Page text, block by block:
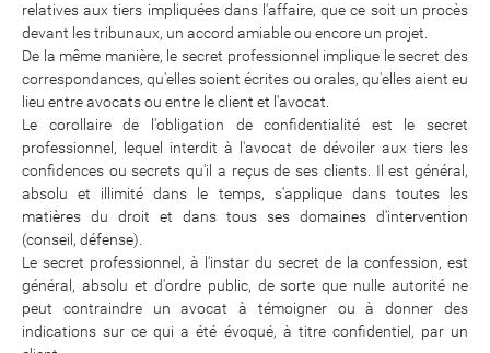
relatives aux tiers impliquées dans l'affaire, que ce soit un procès
devant les tribunaux, un accord amiable ou encore un projet.
De la même manière, le secret professionnel implique le secret des
correspondances, qu'elles soient écrites ou orales, qu'elles aient eu
lieu entre avocats ou entre le client et l'avocat.
Le corollaire de l'obligation de confidentialité est le secret
professionnel, lequel interdit à l'avocat de dévoiler aux tiers les
confidences ou secrets qu'il a reçus de ses clients. Il est général,
absolu et illimité dans le temps, s'applique dans toutes les
matières du droit et dans tous ses domaines d'intervention
(conseil, défense).
Le secret professionnel, à l'instar du secret de la confession, est
général, absolu et d'ordre public, de sorte que nulle autorité ne
peut contraindre un avocat à témoigner ou à donner des
indications sur ce qui a été évoqué, à titre confidentiel, par un